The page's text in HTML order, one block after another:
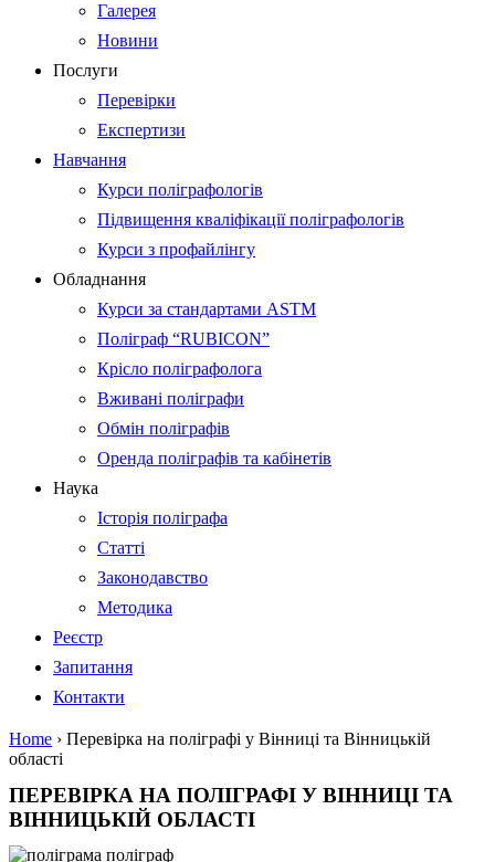
Галерея
Новини
Послуги
Перевірки
Експертизи
Навчання
Курси поліграфологів
Підвищення кваліфікації поліграфологів
Курси з профайлінгу
Обладнання
Курси за стандартами ASTM
Поліграф “RUBICON”
Крісло поліграфолога
Вживані поліграфи
Обмін поліграфів
Оренда поліграфів та кабінетів
Наука
Історія поліграфа
Статті
Законодавство
Методика
Реєстр
Запитання
Контакти
Home › Перевірка на поліграфі у Вінниці та Вінницькій
області
ПЕРЕВІРКА НА ПОЛІГРАФІ У ВІННИЦІ ТА
ВІННИЦЬКІЙ ОБЛАСТІ